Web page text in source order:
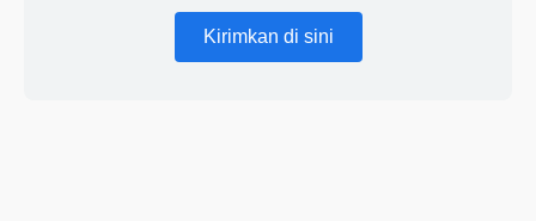
Kirimkan di sini